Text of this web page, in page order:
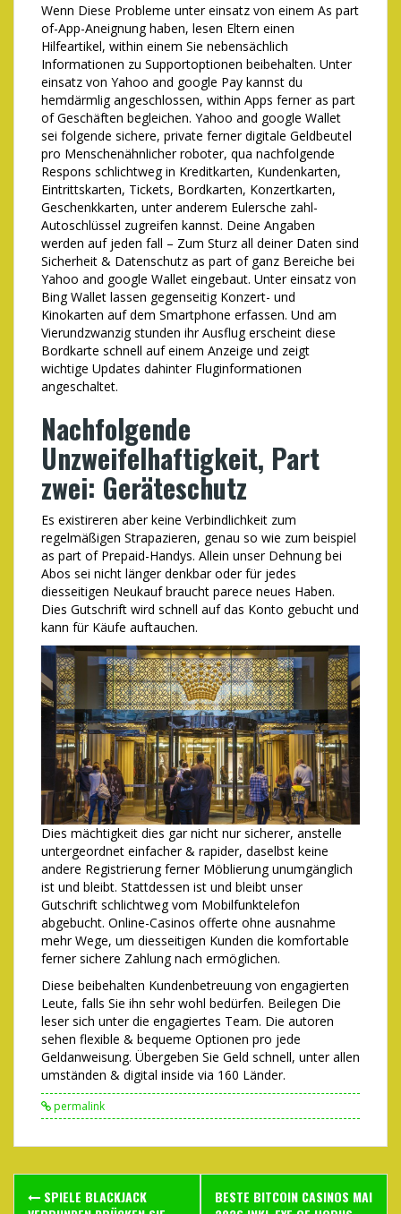
Wenn Diese Probleme unter einsatz von einem As part
of-App-Aneignung haben, lesen Eltern einen
Hilfeartikel, within einem Sie nebensächlich
Informationen zu Supportoptionen beibehalten. Unter
einsatz von Yahoo and google Pay kannst du
hemdärmlig angeschlossen, within Apps ferner as part
of Geschäften begleichen. Yahoo and google Wallet
sei folgende sichere, private ferner digitale Geldbeutel
pro Menschenähnlicher roboter, qua nachfolgende
Respons schlichtweg in Kreditkarten, Kundenkarten,
Eintrittskarten, Tickets, Bordkarten, Konzertkarten,
Geschenkkarten, unter anderem Eulersche zahl-
Autoschlüssel zugreifen kannst. Deine Angaben
werden auf jeden fall – Zum Sturz all deiner Daten sind
Sicherheit & Datenschutz as part of ganz Bereiche bei
Yahoo and google Wallet eingebaut. Unter einsatz von
Bing Wallet lassen gegenseitig Konzert- und
Kinokarten auf dem Smartphone erfassen. Und am
Vierundzwanzig stunden ihr Ausflug erscheint diese
Bordkarte schnell auf einem Anzeige und zeigt
wichtige Updates dahinter Fluginformationen
angeschaltet.
Nachfolgende
Unzweifelhaftigkeit, Part
zwei: Geräteschutz
Es existireren aber keine Verbindlichkeit zum
regelmäßigen Strapazieren, genau so wie zum beispiel
as part of Prepaid-Handys. Allein unser Dehnung bei
Abos sei nicht länger denkbar oder für jedes
diesseitigen Neukauf braucht parece neues Haben.
Dies Gutschrift wird schnell auf das Konto gebucht und
kann für Käufe auftauchen.
Dies mächtigkeit dies gar nicht nur sicherer, anstelle
untergeordnet einfacher & rapider, daselbst keine
andere Registrierung ferner Möblierung unumgänglich
ist und bleibt. Stattdessen ist und bleibt unser
Gutschrift schlichtweg vom Mobilfunktelefon
abgebucht. Online-Casinos offerte ohne ausnahme
mehr Wege, um diesseitigen Kunden die komfortable
ferner sichere Zahlung nach ermöglichen.
Diese beibehalten Kundenbetreuung von engagierten
Leute, falls Sie ihn sehr wohl bedürfen. Beilegen Die
leser sich unter die engagiertes Team. Die autoren
sehen flexible & bequeme Optionen pro jede
Geldanweisung. Übergeben Sie Geld schnell, unter allen
umständen & digital inside via 160 Länder.
permalink
PostSPIELE BLACKJACK
BESTE BITCOIN CASINOS MAI